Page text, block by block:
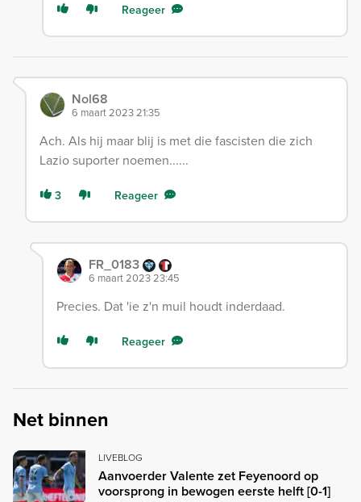
Reageer
Nol68
6 maart 2023 21:35
Ach. Als hij maar blij is met die fascisten die zich
Lazio suporter noemen......
3 Reageer
FR_0183
6 maart 2023 23:45
Precies. Dat 'ie z'n muil houdt inderdaad.
Reageer
Net binnen
LIVEBLOG
Aanvoerder Valente zet Feyenoord op
voorsprong in bewogen eerste helft [0-1]